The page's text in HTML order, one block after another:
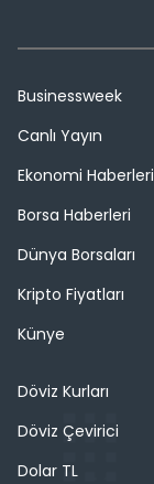
Businessweek
Canlı Yayın
Ekonomi Haberleri
Borsa Haberleri
Dünya Borsaları
Kripto Fiyatları
Künye
Döviz Kurları
Döviz Çevirici
Dolar TL